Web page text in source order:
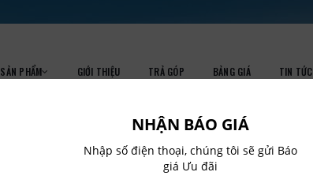
SẢN PHẨM GIỚI THIỆU TRẢ GÓP BẢNG GIÁ TIN TỨC
NHẬN BÁO GIÁ
Nhập số điện thoại, chúng tôi sẽ gửi Báo
giá Ưu đãi